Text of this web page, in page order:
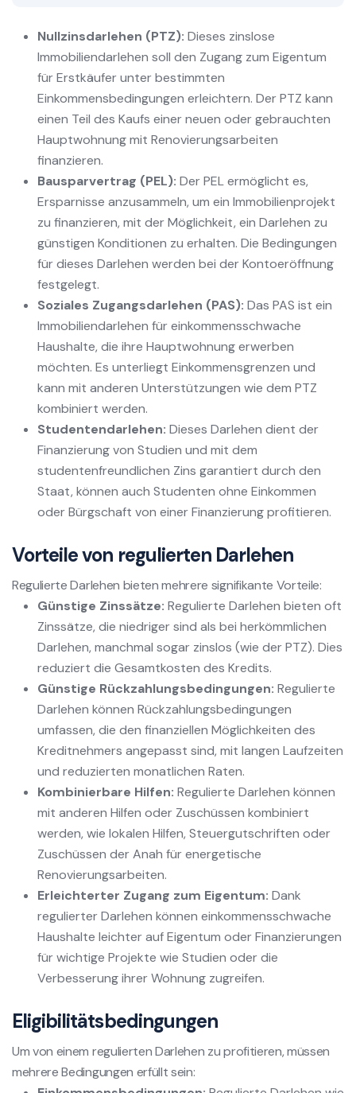
Nullzinsdarlehen (PTZ): Dieses zinslose
Immobiliendarlehen soll den Zugang zum Eigentum
für Erstkäufer unter bestimmten
Einkommensbedingungen erleichtern. Der PTZ kann
einen Teil des Kaufs einer neuen oder gebrauchten
Hauptwohnung mit Renovierungsarbeiten
finanzieren.
Bausparvertrag (PEL): Der PEL ermöglicht es,
Ersparnisse anzusammeln, um ein Immobilienprojekt
zu finanzieren, mit der Möglichkeit, ein Darlehen zu
günstigen Konditionen zu erhalten. Die Bedingungen
für dieses Darlehen werden bei der Kontoeröffnung
festgelegt.
Soziales Zugangsdarlehen (PAS): Das PAS ist ein
Immobiliendarlehen für einkommensschwache
Haushalte, die ihre Hauptwohnung erwerben
möchten. Es unterliegt Einkommensgrenzen und
kann mit anderen Unterstützungen wie dem PTZ
kombiniert werden.
Studentendarlehen: Dieses Darlehen dient der
Finanzierung von Studien und mit dem
studentenfreundlichen Zins garantiert durch den
Staat, können auch Studenten ohne Einkommen
oder Bürgschaft von einer Finanzierung profitieren.
Vorteile von regulierten Darlehen
Regulierte Darlehen bieten mehrere signifikante Vorteile:
Günstige Zinssätze: Regulierte Darlehen bieten oft
Zinssätze, die niedriger sind als bei herkömmlichen
Darlehen, manchmal sogar zinslos (wie der PTZ). Dies
reduziert die Gesamtkosten des Kredits.
Günstige Rückzahlungsbedingungen: Regulierte
Darlehen können Rückzahlungsbedingungen
umfassen, die den finanziellen Möglichkeiten des
Kreditnehmers angepasst sind, mit langen Laufzeiten
und reduzierten monatlichen Raten.
Kombinierbare Hilfen: Regulierte Darlehen können
mit anderen Hilfen oder Zuschüssen kombiniert
werden, wie lokalen Hilfen, Steuergutschriften oder
Zuschüssen der Anah für energetische
Renovierungsarbeiten.
Erleichterter Zugang zum Eigentum: Dank
regulierter Darlehen können einkommensschwache
Haushalte leichter auf Eigentum oder Finanzierungen
für wichtige Projekte wie Studien oder die
Verbesserung ihrer Wohnung zugreifen.
Eligibilitätsbedingungen
Um von einem regulierten Darlehen zu profitieren, müssen
mehrere Bedingungen erfüllt sein: